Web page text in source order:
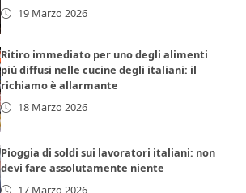
19 Marzo 2026
Ritiro immediato per uno degli alimenti
più diffusi nelle cucine degli italiani: il
richiamo è allarmante
18 Marzo 2026
Pioggia di soldi sui lavoratori italiani: non
devi fare assolutamente niente
17 Marzo 2026